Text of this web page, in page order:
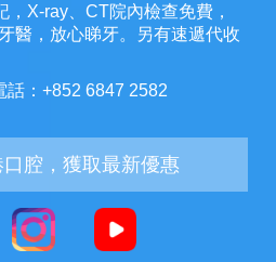
X-ray、CT院內檢查免費，
醫，放心睇牙。另有速遞代收
話：+852 6847 2582
腔，獲取最新優惠